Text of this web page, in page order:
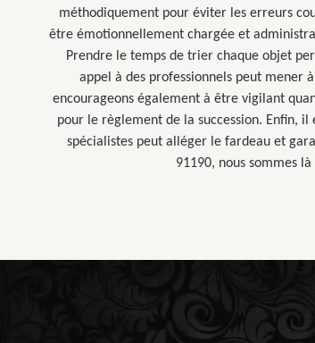
méthodiquement pour éviter les erreurs
être émotionnellement chargée et
Prendre le temps de trier chaque objet
appel à des professionnels peut mener
encourageons également à être vigilant
pour le règlement de la succession. Enfin,
spécialistes peut alléger le fardeau et
91190, nous sommes